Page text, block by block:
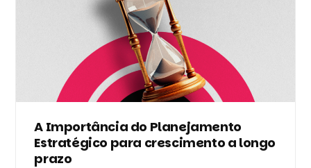
A Importância do Planejamento
Estratégico para crescimento a longo
prazo